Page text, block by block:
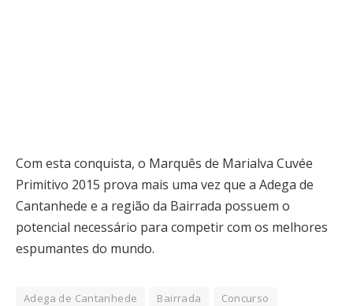
Com esta conquista, o Marquês de Marialva Cuvée
Primitivo 2015 prova mais uma vez que a Adega de
Cantanhede e a região da Bairrada possuem o
potencial necessário para competir com os melhores
espumantes do mundo.
Adega de Cantanhede Bairrada
Concurso